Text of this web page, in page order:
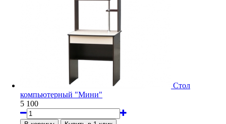
Стол
компьютерный "Мини"
5 100